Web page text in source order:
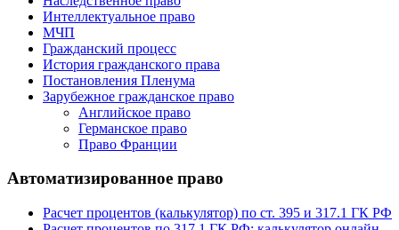
Интеллектуальное право
МЧП
Гражданский процесс
История гражданского права
Постановления Пленума
Зарубежное гражданское право
Английское право
Германское право
Право Франции
Автоматизированное право
Расчет процентов (калькулятор) по ст. 395 и 317.1 ГК РФ